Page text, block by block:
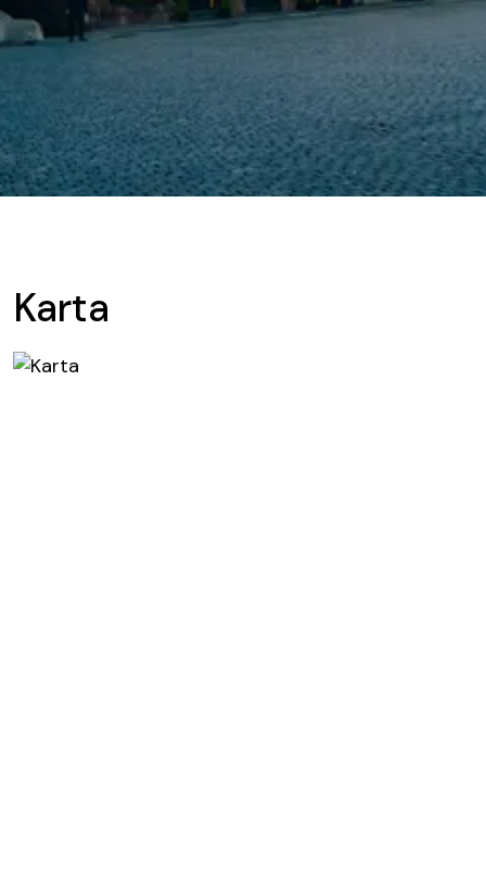
Karta